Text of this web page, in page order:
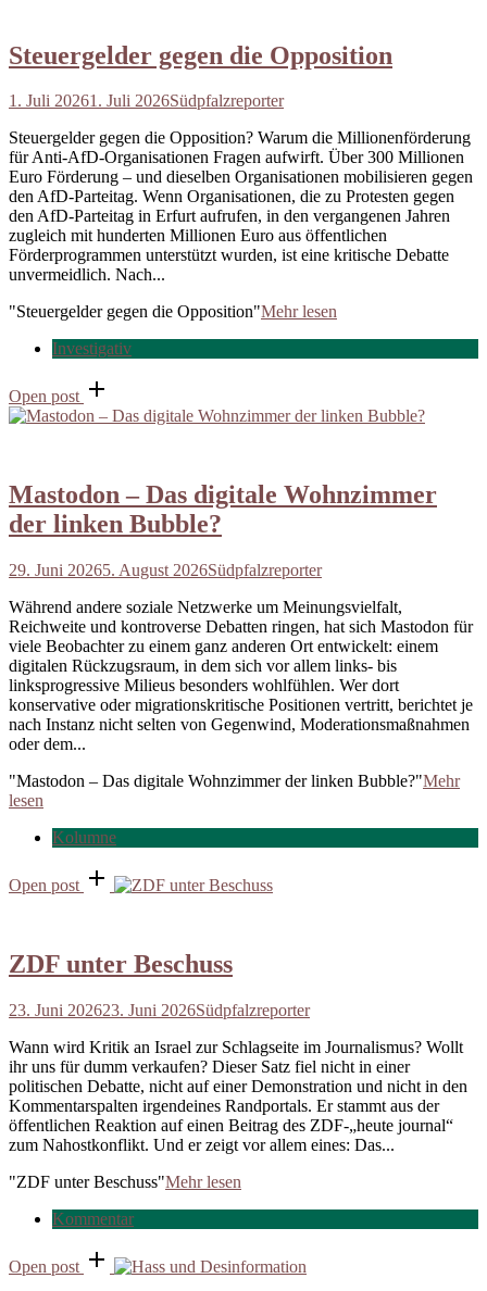
Steuergelder gegen die Opposition
1. Juli 20261. Juli 2026Südpfalzreporter
Steuergelder gegen die Opposition? Warum die Millionenförderung
für Anti-AfD-Organisationen Fragen aufwirft. Über 300 Millionen
Euro Förderung – und dieselben Organisationen mobilisieren gegen
den AfD-Parteitag. Wenn Organisationen, die zu Protesten gegen
den AfD-Parteitag in Erfurt aufrufen, in den vergangenen Jahren
zugleich mit hunderten Millionen Euro aus öffentlichen
Förderprogrammen unterstützt wurden, ist eine kritische Debatte
unvermeidlich. Nach...
"Steuergelder gegen die Opposition"Mehr lesen
Investigativ
Open post
Mastodon – Das digitale Wohnzimmer
der linken Bubble?
29. Juni 20265. August 2026Südpfalzreporter
Während andere soziale Netzwerke um Meinungsvielfalt,
Reichweite und kontroverse Debatten ringen, hat sich Mastodon für
viele Beobachter zu einem ganz anderen Ort entwickelt: einem
digitalen Rückzugsraum, in dem sich vor allem links- bis
linksprogressive Milieus besonders wohlfühlen. Wer dort
konservative oder migrationskritische Positionen vertritt, berichtet je
nach Instanz nicht selten von Gegenwind, Moderationsmaßnahmen
oder dem...
"Mastodon – Das digitale Wohnzimmer der linken Bubble?"Mehr
lesen
Kolumne
Open post
ZDF unter Beschuss
23. Juni 202623. Juni 2026Südpfalzreporter
Wann wird Kritik an Israel zur Schlagseite im Journalismus? Wollt
ihr uns für dumm verkaufen? Dieser Satz fiel nicht in einer
politischen Debatte, nicht auf einer Demonstration und nicht in den
Kommentarspalten irgendeines Randportals. Er stammt aus der
öffentlichen Reaktion auf einen Beitrag des ZDF-„heute journal“
zum Nahostkonflikt. Und er zeigt vor allem eines: Das...
"ZDF unter Beschuss"Mehr lesen
Kommentar
Open post